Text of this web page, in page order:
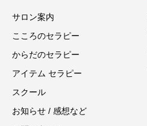
サロン案内
こころのセラピー
からだのセラピー
アイテム セラピー
スクール
お知らせ / 感想など